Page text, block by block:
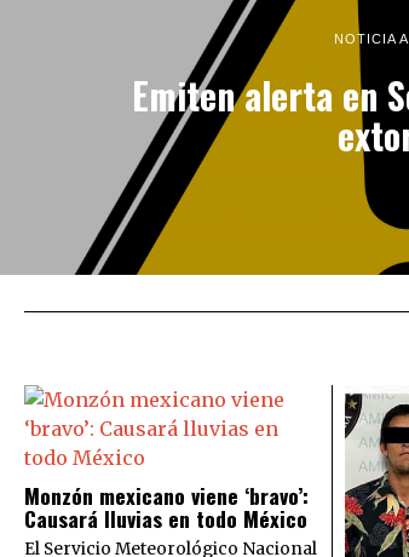
NOTICIA
Emiten alerta en
Monzón mexicano viene ‘bravo’:
Causará lluvias en todo México
El Servicio Meteorológico Nacional